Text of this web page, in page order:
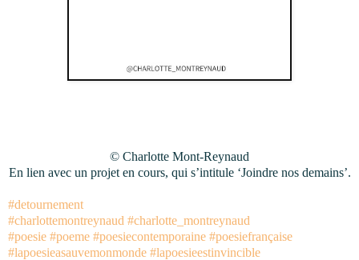
© Charlotte Mont-Reynaud
En lien avec un projet en cours, qui s’intitule ‘Joindre nos demains’.
#detournement
#charlottemontreynaud #charlotte_montreynaud
#poesie #poeme #poesiecontemporaine #poesiefrançaise
#lapoesieasauvemonmonde #lapoesieestinvincible